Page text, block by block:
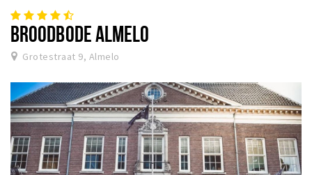
BROODBODE ALMELO
Grotestraat 9, Almelo